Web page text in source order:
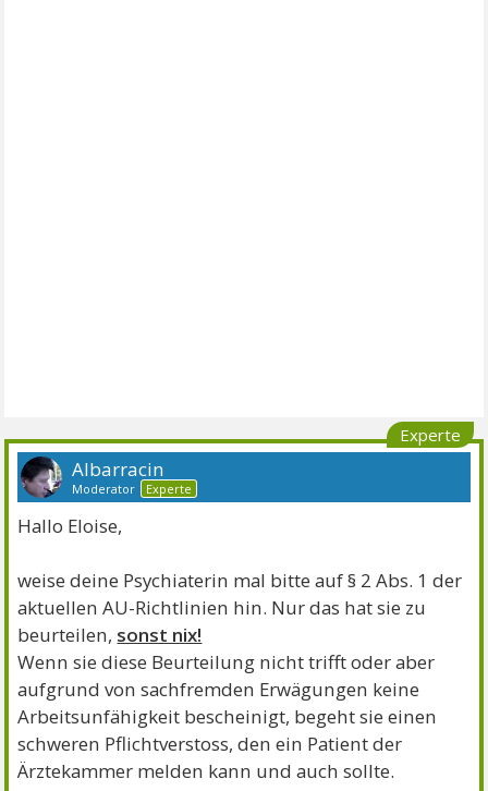
Experte
Albarracin
Moderator Experte
Hallo Eloise,
weise deine Psychiaterin mal bitte auf § 2 Abs. 1 der
aktuellen AU-Richtlinien hin. Nur das hat sie zu
beurteilen, sonst nix!
Wenn sie diese Beurteilung nicht trifft oder aber
aufgrund von sachfremden Erwägungen keine
Arbeitsunfähigkeit bescheinigt, begeht sie einen
schweren Pflichtverstoss, den ein Patient der
Ärztekammer melden kann und auch sollte.